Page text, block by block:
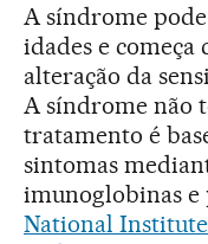
A síndrome pode
idades e
alteração da
A síndrome não
tratamento é
sintomas
imunoglobinas e
National